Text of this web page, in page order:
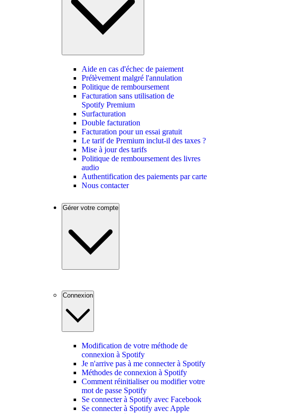
Aide en cas d'échec de paiement
Prélèvement malgré l'annulation
Politique de remboursement
Facturation sans utilisation de
Spotify Premium
Surfacturation
Double facturation
Facturation pour un essai gratuit
Le tarif de Premium inclut-il des taxes ?
Mise à jour des tarifs
Politique de remboursement des livres
audio
Authentification des paiements par carte
Nous contacter
Gérer votre compte
Connexion
Modification de votre méthode de
connexion à Spotify
Je n'arrive pas à me connecter à Spotify
Méthodes de connexion à Spotify
Comment réinitialiser ou modifier votre
mot de passe Spotify
Se connecter à Spotify avec Facebook
Se connecter à Spotify avec Apple